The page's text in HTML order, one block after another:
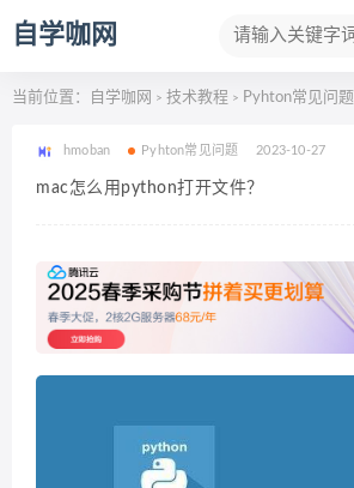
自学咖网
当前位置： 自学咖网 > 技术教程 > Pyhton常见问题
hmoban Pyhton常见问题 2023-10-27
mac怎么用python打开文件？